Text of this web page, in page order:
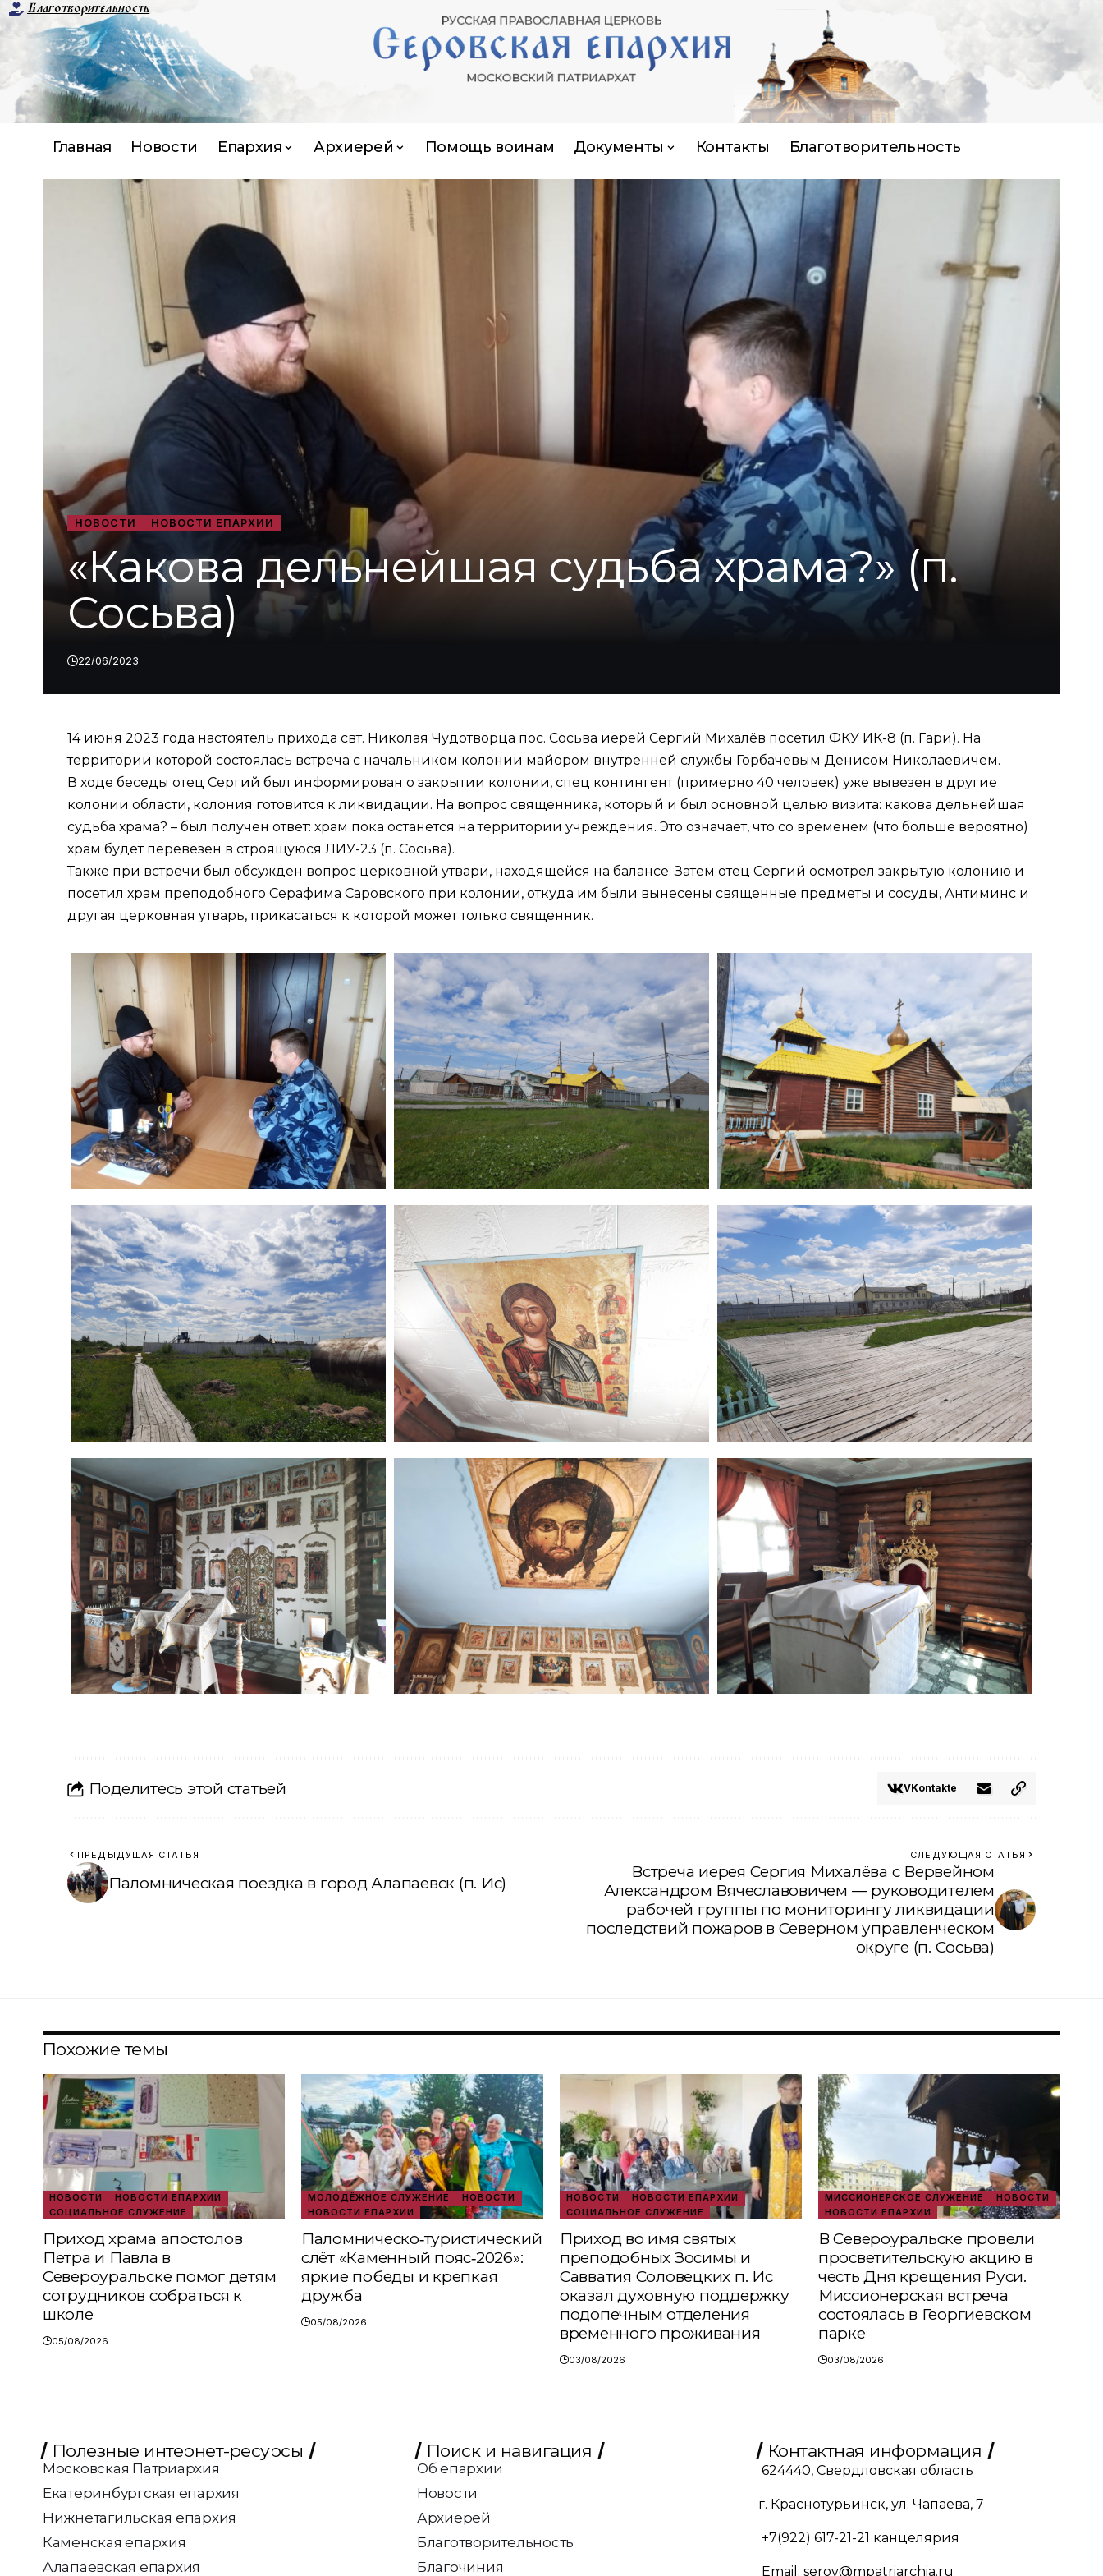
Благотворительность
Главная Новости Епархия Архиерей Помощь воинам Документы Контакты Благотворительность
НОВОСТИ НОВОСТИ ЕПАРХИИ
«Какова дельнейшая судьба храма?» (п.
Сосьва)
22/06/2023
14 июня 2023 года настоятель прихода свт. Николая Чудотворца пос. Сосьва иерей Сергий Михалёв посетил ФКУ ИК-8 (п. Гари). На
территории которой состоялась встреча с начальником колонии майором внутренней службы Горбачевым Денисом Николаевичем.
В ходе беседы отец Сергий был информирован о закрытии колонии, спец контингент (примерно 40 человек) уже вывезен в другие
колонии области, колония готовится к ликвидации. На вопрос священника, который и был основной целью визита: какова дельнейшая
судьба храма? – был получен ответ: храм пока останется на территории учреждения. Это означает, что со временем (что больше вероятно)
храм будет перевезён в строящуюся ЛИУ-23 (п. Сосьва).
Также при встречи был обсужден вопрос церковной утвари, находящейся на балансе. Затем отец Сергий осмотрел закрытую колонию и
посетил храм преподобного Серафима Саровского при колонии, откуда им были вынесены священные предметы и сосуды, Антиминс и
другая церковная утварь, прикасаться к которой может только священник.
Поделитесь этой статьей VKontakte
ПРЕДЫДУЩАЯ СТАТЬЯ
Паломническая поездка в город Алапаевск (п. Ис)
СЛЕДУЮЩАЯ СТАТЬЯ
Встреча иерея Сергия Михалёва с Вервейном
Александром Вячеславовичем — руководителем
рабочей группы по мониторингу ликвидации
последствий пожаров в Северном управленческом
округе (п. Сосьва)
Похожие темы
НОВОСТИ
НОВОСТИ ЕПАРХИИ
СОЦИАЛЬНОЕ СЛУЖЕНИЕ
Приход храма апостолов
Петра и Павла в
Североуральске помог детям
сотрудников собраться к
школе
05/08/2026
МОЛОДЁЖНОЕ СЛУЖЕНИЕ
НОВОСТИ
НОВОСТИ ЕПАРХИИ
Паломническо‑туристический
слёт «Каменный пояс‑2026»:
яркие победы и крепкая
дружба
05/08/2026
НОВОСТИ
НОВОСТИ ЕПАРХИИ
СОЦИАЛЬНОЕ СЛУЖЕНИЕ
Приход во имя святых
преподобных Зосимы и
Савватия Соловецких п. Ис
оказал духовную поддержку
подопечным отделения
временного проживания
03/08/2026
МИССИОНЕРСКОЕ СЛУЖЕНИЕ
НОВОСТИ
НОВОСТИ ЕПАРХИИ
В Североуральске провели
просветительскую акцию в
честь Дня крещения Руси.
Миссионерская встреча
состоялась в Георгиевском
парке
03/08/2026
Полезные интернет-ресурсы
Московская Патриархия
Екатеринбургская епархия
Нижнетагильская епархия
Каменская епархия
Алапаевская епархия
Поиск и навигация
Об епархии
Новости
Архиерей
Благотворительность
Благочиния
Контактная информация
624440, Свердловская область
г. Краснотурьинск, ул. Чапаева, 7
+7(922) 617-21-21 канцелярия
Email: serov@mpatriarchia.ru